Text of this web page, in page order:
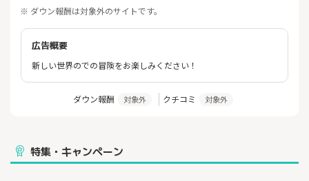
※ ダウン報酬は対象外のサイトです。
広告概要
新しい世界のでの冒険をお楽しみください！
ダウン報酬 対象外 クチコミ 対象外
特集・キャンペーン